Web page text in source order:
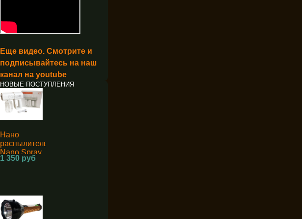
Еще видео. Смотрите и
подписывайтесь на наш
канал на youtube
НОВЫЕ ПОСТУПЛЕНИЯ
Нано
распылитель
Nano Spray
Machine K5
1 350 руб